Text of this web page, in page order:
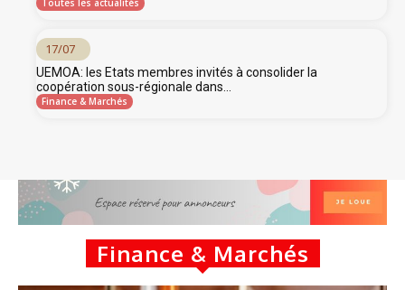
Toutes les actualités
17/07
UEMOA: les Etats membres invités à consolider la
coopération sous-régionale dans...
Finance & Marchés
Finance & Marchés